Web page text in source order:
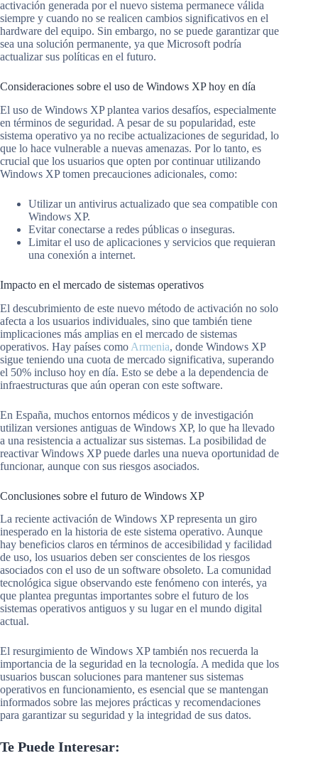
activación generada por el nuevo sistema permanece válida
siempre y cuando no se realicen cambios significativos en el
hardware del equipo. Sin embargo, no se puede garantizar que
sea una solución permanente, ya que Microsoft podría
actualizar sus políticas en el futuro.
Consideraciones sobre el uso de Windows XP hoy en día
El uso de Windows XP plantea varios desafíos, especialmente
en términos de seguridad. A pesar de su popularidad, este
sistema operativo ya no recibe actualizaciones de seguridad, lo
que lo hace vulnerable a nuevas amenazas. Por lo tanto, es
crucial que los usuarios que opten por continuar utilizando
Windows XP tomen precauciones adicionales, como:
Utilizar un antivirus actualizado que sea compatible con
Windows XP.
Evitar conectarse a redes públicas o inseguras.
Limitar el uso de aplicaciones y servicios que requieran
una conexión a internet.
Impacto en el mercado de sistemas operativos
El descubrimiento de este nuevo método de activación no solo
afecta a los usuarios individuales, sino que también tiene
implicaciones más amplias en el mercado de sistemas
operativos. Hay países como Armenia, donde Windows XP
sigue teniendo una cuota de mercado significativa, superando
el 50% incluso hoy en día. Esto se debe a la dependencia de
infraestructuras que aún operan con este software.
En España, muchos entornos médicos y de investigación
utilizan versiones antiguas de Windows XP, lo que ha llevado
a una resistencia a actualizar sus sistemas. La posibilidad de
reactivar Windows XP puede darles una nueva oportunidad de
funcionar, aunque con sus riesgos asociados.
Conclusiones sobre el futuro de Windows XP
La reciente activación de Windows XP representa un giro
inesperado en la historia de este sistema operativo. Aunque
hay beneficios claros en términos de accesibilidad y facilidad
de uso, los usuarios deben ser conscientes de los riesgos
asociados con el uso de un software obsoleto. La comunidad
tecnológica sigue observando este fenómeno con interés, ya
que plantea preguntas importantes sobre el futuro de los
sistemas operativos antiguos y su lugar en el mundo digital
actual.
El resurgimiento de Windows XP también nos recuerda la
importancia de la seguridad en la tecnología. A medida que los
usuarios buscan soluciones para mantener sus sistemas
operativos en funcionamiento, es esencial que se mantengan
informados sobre las mejores prácticas y recomendaciones
para garantizar su seguridad y la integridad de sus datos.
Te Puede Interesar: